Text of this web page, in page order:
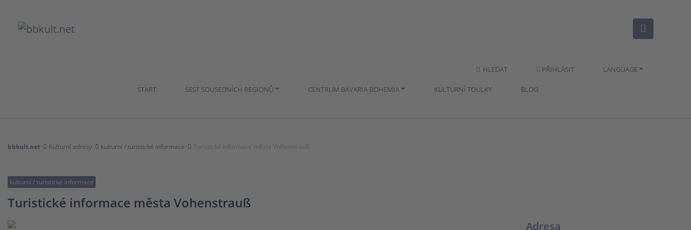
HLEDAT PŘIHLÁSIT LANGUAGE
START ŠEST SOUSEDNÍCH REGIONŮ CENTRUM BAVARIA BOHEMIA KULTURNÍ TOULKY BLOG
bbkult.net Kulturní adresy kulturní / turistické informace Turistické informace města Vohenstrauß
kulturní / turistické informace
Turistické informace města Vohenstrauß
Adresa